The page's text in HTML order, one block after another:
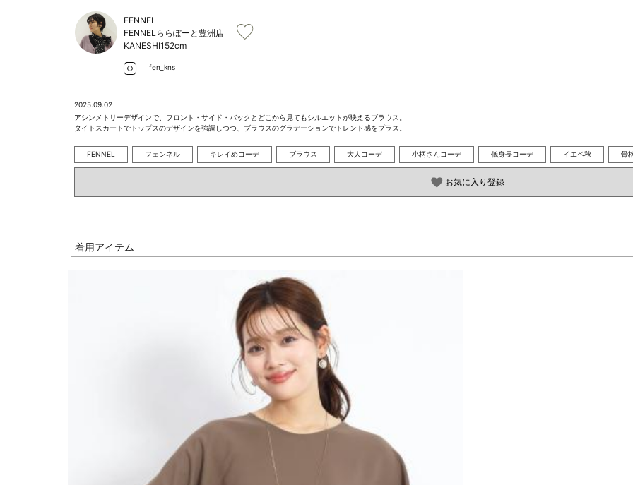
FENNEL
FENNELららぽーと豊洲店
KANESHI152cm
fen_kns
2025.09.02
アシンメトリーデザインで、フロント・サイド・バックとどこから見てもシルエットが映えるブラウス。
タイトスカートでトップスのデザインを強調しつつ、ブラウスのグラデーションでトレンド感をプラス。
FENNEL フェンネル キレイめコーデ ブラウス 大人コーデ 小柄さんコーデ 低身長コーデ イエベ秋 骨
お気に入り登録
着用アイテム